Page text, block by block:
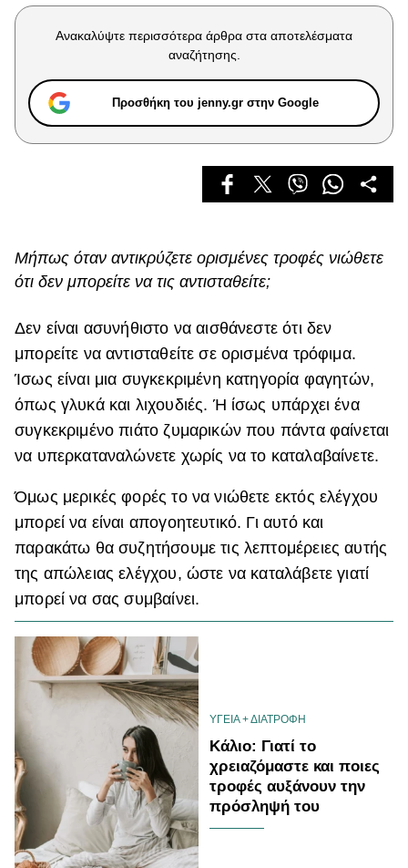
Celebrities
True Stories
Ask the Guru
Success Stories
Living
Cooking
Αφιερώματα
ΒΟΞ
Χωρίς Ταμπέλες
Women's Forum
Hautes Grecians
Γάμος
Market News
Ανακαλύψτε περισσότερα άρθρα στα αποτελέσματα
αναζήτησης.
Προσθήκη του jenny.gr στην Google
Μήπως όταν αντικρύζετε ορισμένες τροφές νιώθετε
ότι δεν μπορείτε να τις αντισταθείτε;
Δεν είναι ασυνήθιστο να αισθάνεστε ότι δεν
μπορείτε να αντισταθείτε σε ορισμένα τρόφιμα.
Ίσως είναι μια συγκεκριμένη κατηγορία φαγητών,
όπως γλυκά και λιχουδιές. Ή ίσως υπάρχει ένα
συγκεκριμένο πιάτο ζυμαρικών που πάντα φαίνεται
να υπερκαταναλώνετε χωρίς να το καταλαβαίνετε.
Όμως μερικές φορές το να νιώθετε εκτός ελέγχου
μπορεί να είναι απογοητευτικό. Γι αυτό και
παρακάτω θα συζητήσουμε τις λεπτομέρειες αυτής
της απώλειας ελέγχου, ώστε να καταλάβετε γιατί
μπορεί να σας συμβαίνει.
ΥΓΕΙΑ + ΔΙΑΤΡΟΦΗ
Κάλιο: Γιατί το
χρειαζόμαστε και ποιες
τροφές αυξάνουν την
πρόσληψή του